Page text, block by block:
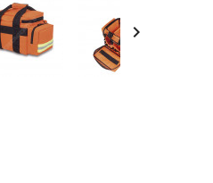
